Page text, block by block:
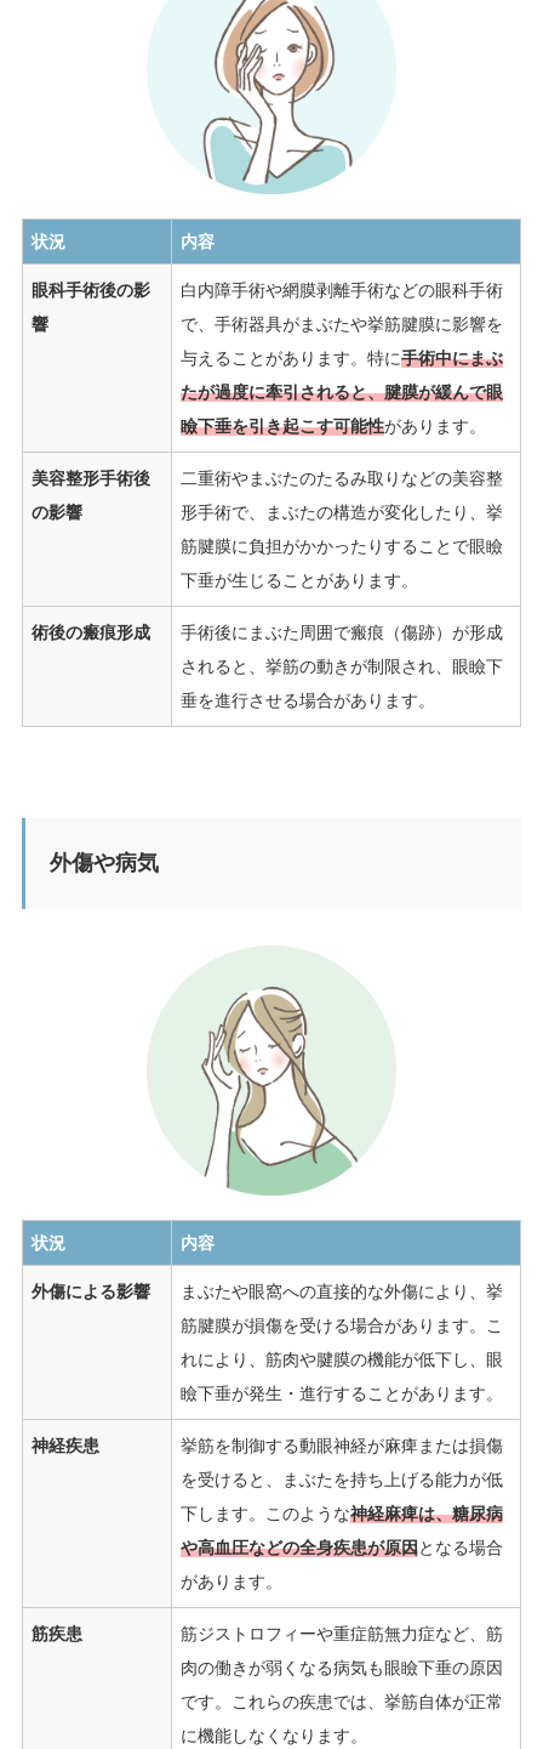
状況 内容
眼科手術後の影
響
白内障手術や網膜剥離手術などの眼科手術
で、手術器具がまぶたや挙筋腱膜に影響を
与えることがあります。特に手術中にまぶ
たが過度に牽引されると、腱膜が緩んで眼
瞼下垂を引き起こす可能性があります。
美容整形手術後
の影響
二重術やまぶたのたるみ取りなどの美容整
形手術で、まぶたの構造が変化したり、挙
筋腱膜に負担がかかったりすることで眼瞼
下垂が生じることがあります。
術後の瘢痕形成
手術後にまぶた周囲で瘢痕（傷跡）が形成
されると、挙筋の動きが制限され、眼瞼下
垂を進行させる場合があります。
外傷や病気
状況 内容
外傷による影響
まぶたや眼窩への直接的な外傷により、挙
筋腱膜が損傷を受ける場合があります。こ
れにより、筋肉や腱膜の機能が低下し、眼
瞼下垂が発生・進行することがあります。
神経疾患
挙筋を制御する動眼神経が麻痺または損傷
を受けると、まぶたを持ち上げる能力が低
下します。このような神経麻痺は、糖尿病
や高血圧などの全身疾患が原因となる場合
があります。
筋疾患
筋ジストロフィーや重症筋無力症など、筋
肉の働きが弱くなる病気も眼瞼下垂の原因
です。これらの疾患では、挙筋自体が正常
に機能しなくなります。